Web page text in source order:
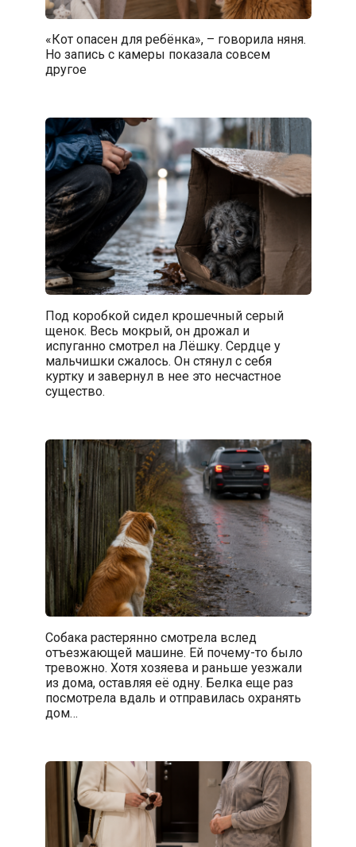
«Кот опасен для ребёнка», – говорила няня.
Но запись с камеры показала совсем
другое
Под коробкой сидел крошечный серый
щенок. Весь мокрый, он дрожал и
испуганно смотрел на Лёшку. Сердце у
мальчишки сжалось. Он стянул с себя
куртку и завернул в нее это несчастное
существо.
Собака растерянно смотрела вслед
отъезжающей машине. Ей почему-то было
тревожно. Хотя хозяева и раньше уезжали
из дома, оставляя её одну. Белка еще раз
посмотрела вдаль и отправилась охранять
дом…